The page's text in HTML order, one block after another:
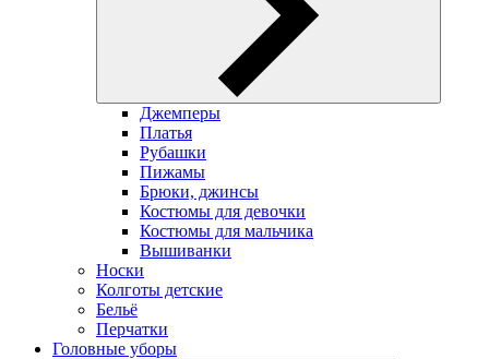
Джемперы
Платья
Рубашки
Пижамы
Брюки, джинсы
Костюмы для девочки
Костюмы для мальчика
Вышиванки
Носки
Колготы детские
Бельё
Перчатки
Головные уборы